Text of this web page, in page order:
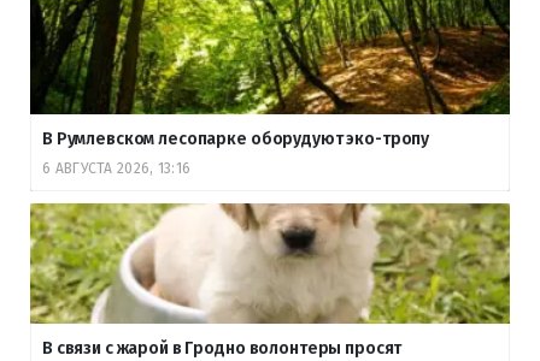
В Румлевском лесопарке оборудуют эко-тропу
6 АВГУСТА 2026, 13:16
В связи с жарой в Гродно волонтеры просят